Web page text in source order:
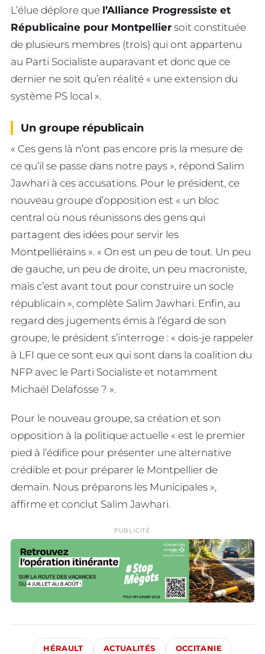
L’élue déplore que l’Alliance Progressiste et
Républicaine pour Montpellier soit constituée
de plusieurs membres (trois) qui ont appartenu
au Parti Socialiste auparavant et donc que ce
dernier ne soit qu’en réalité « une extension du
système PS local ».
Un groupe républicain
« Ces gens là n’ont pas encore pris la mesure de
ce qu’il se passe dans notre pays », répond Salim
Jawhari à ces accusations. Pour le président, ce
nouveau groupe d’opposition est « un bloc
central où nous réunissons des gens qui
partagent des idées pour servir les
Montpelliérains ». « On est un peu de tout. Un peu
de gauche, un peu de droite, un peu macroniste,
mais c’est avant tout pour construire un socle
républicain », complète Salim Jawhari. Enfin, au
regard des jugements émis à l’égard de son
groupe, le président s’interroge : « dois-je rappeler
à LFI que ce sont eux qui sont dans la coalition du
NFP avec le Parti Socialiste et notamment
Michaël Delafosse ? ».
Pour le nouveau groupe, sa création et son
opposition à la politique actuelle « est le premier
pied à l’édifice pour présenter une alternative
crédible et pour préparer le Montpellier de
demain. Nous préparons les Municipales »,
affirme et conclut Salim Jawhari.
PUBLICITÉ
HÉRAULT ACTUALITÉS OCCITANIE